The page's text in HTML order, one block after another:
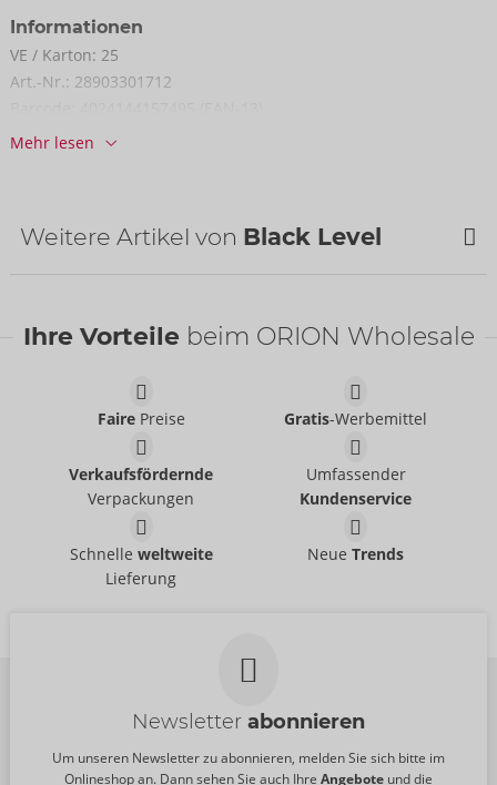
Informationen
VE / Karton: 25
Art.-Nr.: 28903301712
Zolltarifnummer:
Mehr lesen
Weitere Artikel von Black Level
Hose aus Lack
Black Level- ORION Brand
28905851701
Shorts aus Lack
Black Level- ORION Brand
Ihre Vorteile beim ORION Wholesale
FairePreise Gratis-Werbemittel
Verkaufsfördernde
Verpackungen
Umfassender
Kundenservice
Schnelle weltweite
Lieferung
NeueTrends
Newsletter abonnieren
Um unseren Newsletter zu abonnieren, melden Sie sich bitte im
Onlineshop an. Dann sehen Sie auch Ihre Angebote und die